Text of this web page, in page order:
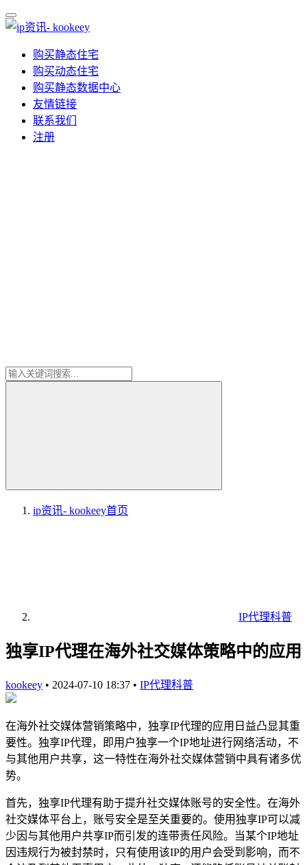
购买静态住宅
购买动态住宅
购买静态数据中心
友情链接
联系我们
注册
ip资讯- kookeey首页
IP代理科普
独享IP代理在海外社交媒体策略中的应用
kookeey • 2024-07-10 18:37 • IP代理科普
在海外社交媒体营销策略中，独享IP代理的应用日益凸显其重
要性。独享IP代理，即用户独享一个IP地址进行网络活动，不
与其他用户共享，这一特性在海外社交媒体营销中具有诸多优
势。
首先，独享IP代理有助于提升社交媒体账号的安全性。在海外
社交媒体平台上，账号安全是至关重要的。使用独享IP可以减
少因与其他用户共享IP而引发的连带责任风险。当某个IP地址
因违规行为被封禁时，只有使用该IP的用户会受到影响，而不